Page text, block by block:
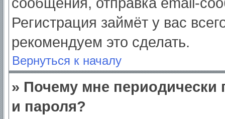
Регистрация займёт у вас
рекомендуем это сделать.
Вернуться к началу
» Почему мне периодически
и пароля?